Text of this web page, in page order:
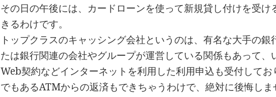
その日の午後には、カードローンを使って新規貸し付けを受け
きるわけです。
トップクラスのキャッシング会社というのは、有名な大手の銀
たは銀行関連の会社やグループが運営している関係もあって、
Web契約などインターネットを利用した利用申込も受付してお
でもあるATMからの返済もできちゃうわけで、絶対に後悔しま